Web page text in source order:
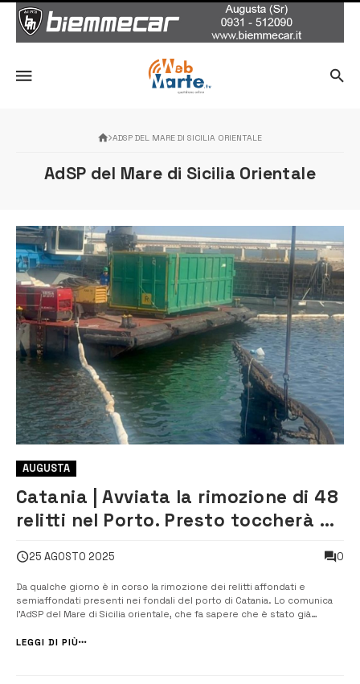
ADSP DEL MARE DI SICILIA ORIENTALE
AdSP del Mare di Sicilia Orientale
AUGUSTA
Catania | Avviata la rimozione di 48
relitti nel Porto. Presto toccherà a
25 AGOSTO 2025 0
Da qualche giorno è in corso la rimozione dei relitti affondati e
semiaffondati presenti nei fondali del porto di Catania. Lo comunica
l’AdSP del Mare di Sicilia orientale, che fa sapere che è stato già
fondali: di barche da pesca in vetroresina e legno e […]
LEGGI DI PIÙ